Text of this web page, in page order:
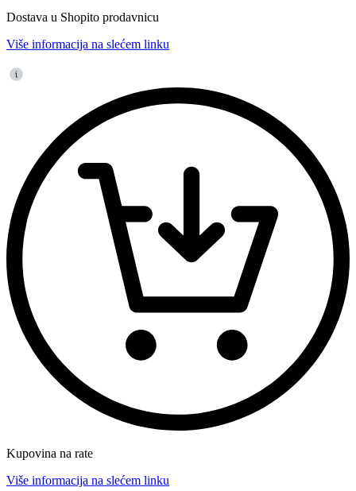
Dostava u Shopito prodavnicu
Više informacija na slećem linku
Kupovina na rate
Više informacija na slećem linku